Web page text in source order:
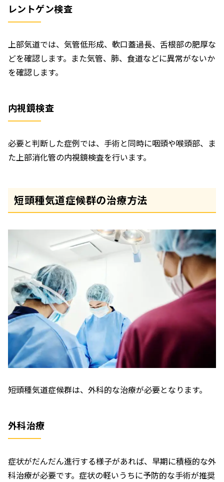
レントゲン検査
上部気道では、気管低形成、軟口蓋過長、舌根部の肥厚な
どを確認します。また気管、肺、食道などに異常がないか
を確認します。
内視鏡検査
必要と判断した症例では、手術と同時に咽頭や喉頭部、ま
た上部消化管の内視鏡検査を行います。
短頭種気道症候群の治療方法
短頭種気道症候群は、外科的な治療が必要となります。
外科治療
症状がだんだん進行する様子があれば、早期に積極的な外
科治療が必要です。症状の軽いうちに予防的な手術が推奨